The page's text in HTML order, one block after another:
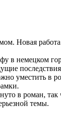
Новая
в немецком
уместить в
в роман, так
темы.